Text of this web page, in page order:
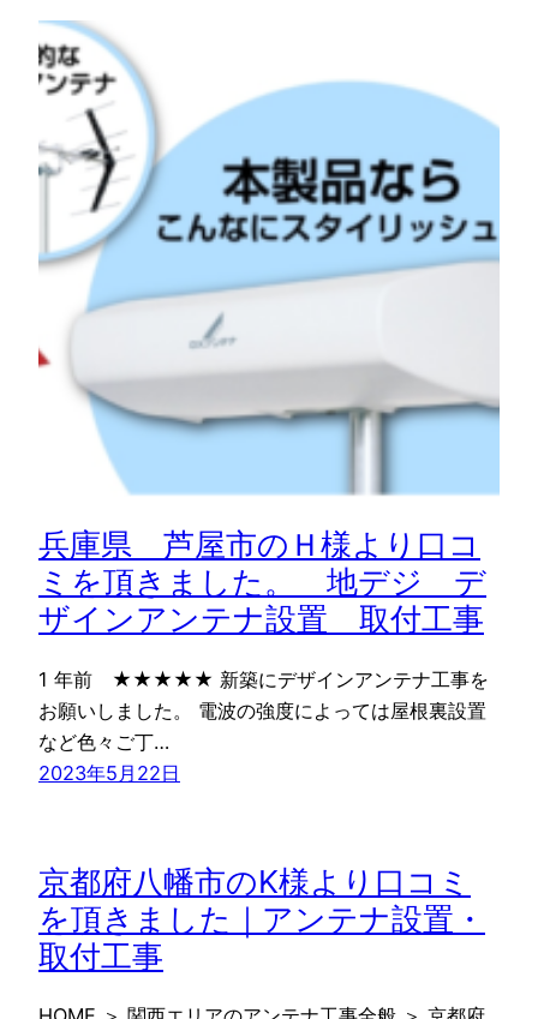
兵庫県 芦屋市のＨ様より口コ
ミを頂きました。 地デジ デ
ザインアンテナ設置 取付工事
1 年前 ★★★★★ 新築にデザインアンテナ工事を
お願いしました。 電波の強度によっては屋根裏設置
など色々ご丁…
2023年5月22日
京都府八幡市のK様より口コミ
を頂きました｜アンテナ設置・
取付工事